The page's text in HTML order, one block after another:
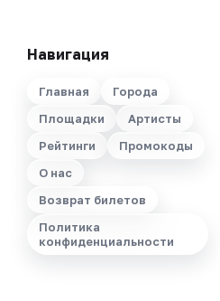
Навигация
Главная
Города
Площадки
Артисты
Рейтинги
Промокоды
О нас
Возврат билетов
Политика
конфиденциальности